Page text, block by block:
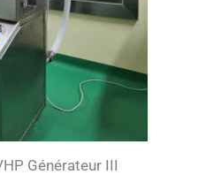
Générateur III